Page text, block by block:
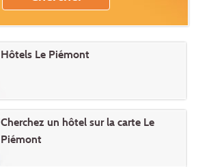
Hôtels Le Piémont
Cherchez un hôtel sur la carte Le
Piémont